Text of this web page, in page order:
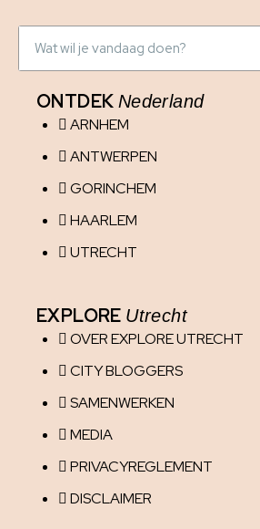
ONTDEK Nederland
ARNHEM
ANTWERPEN
GORINCHEM
HAARLEM
UTRECHT
EXPLORE Utrecht
OVER EXPLORE UTRECHT
CITY BLOGGERS
SAMENWERKEN
MEDIA
PRIVACYREGLEMENT
DISCLAIMER